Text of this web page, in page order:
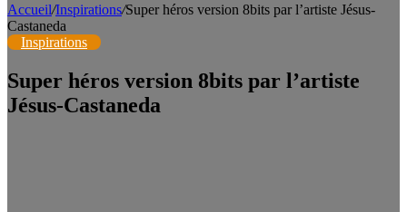
Accueil/Inspirations/Super héros version 8bits par l’artiste Jésus-
Castaneda
Inspirations
Super héros version 8bits par l’artiste
Jésus-Castaneda